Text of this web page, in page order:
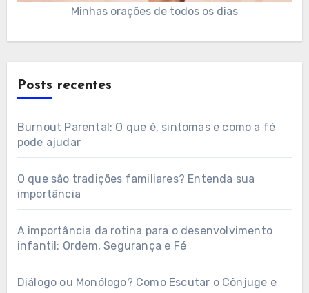
Minhas orações de todos os dias
Posts recentes
Burnout Parental: O que é, sintomas e como a fé
pode ajudar
O que são tradições familiares? Entenda sua
importância
A importância da rotina para o desenvolvimento
infantil: Ordem, Segurança e Fé
Diálogo ou Monólogo? Como Escutar o Cônjuge e